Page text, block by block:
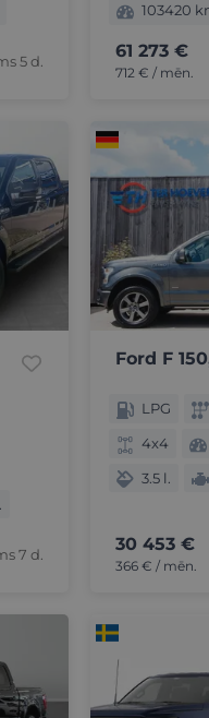
5 d.
103420
61 273 €
712 € / mēn.
7 d.
Ford F
LPG
4x4
3.5 l.
30 453 €
366 € / mēn.